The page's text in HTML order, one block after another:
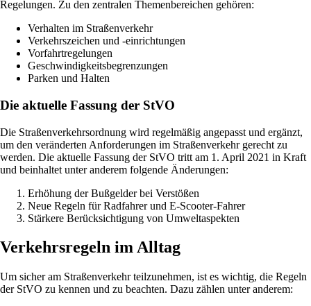
Regelungen. Zu den zentralen Themenbereichen gehören:
Verhalten im Straßenverkehr
Verkehrszeichen und -einrichtungen
Vorfahrtregelungen
Geschwindigkeitsbegrenzungen
Parken und Halten
Die aktuelle Fassung der StVO
Die Straßenverkehrsordnung wird regelmäßig angepasst und ergänzt,
um den veränderten Anforderungen im Straßenverkehr gerecht zu
werden. Die aktuelle Fassung der StVO tritt am 1. April 2021 in Kraft
und beinhaltet unter anderem folgende Änderungen:
Erhöhung der Bußgelder bei Verstößen
Neue Regeln für Radfahrer und E-Scooter-Fahrer
Stärkere Berücksichtigung von Umweltaspekten
Verkehrsregeln im Alltag
Um sicher am Straßenverkehr teilzunehmen, ist es wichtig, die Regeln
der StVO zu kennen und zu beachten. Dazu zählen unter anderem: